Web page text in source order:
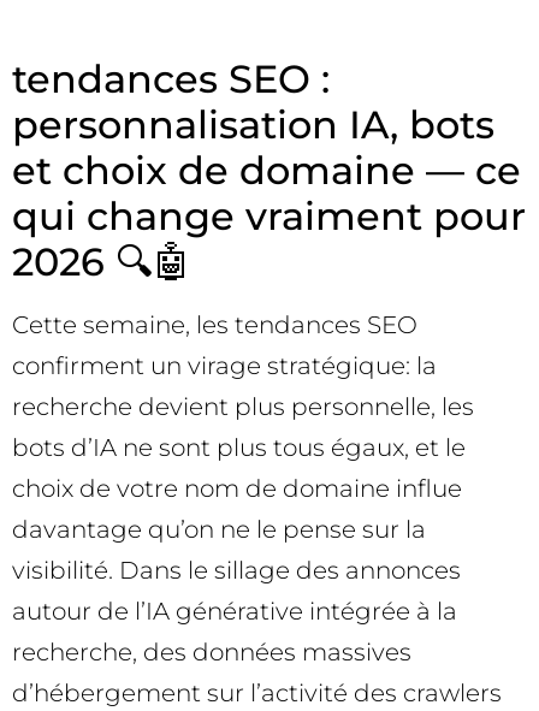
tendances SEO :
personnalisation IA, bots
et choix de domaine — ce
qui change vraiment pour
2026 🔍🤖
Cette semaine, les tendances SEO
confirment un virage stratégique: la
recherche devient plus personnelle, les
bots d’IA ne sont plus tous égaux, et le
choix de votre nom de domaine influe
davantage qu’on ne le pense sur la
visibilité. Dans le sillage des annonces
autour de l’IA générative intégrée à la
recherche, des données massives
d’hébergement sur l’activité des crawlers